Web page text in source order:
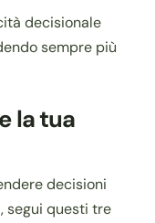
decisionale
sempre più
la tua
decisioni
segui questi tre